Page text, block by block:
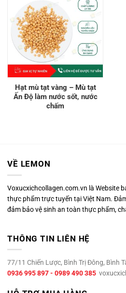
Hạt mù tạt vàng – Mù tạt
Ấn Độ làm nước sốt, nước
chấm
VỀ LEMON
Voxucxichcollagen.com.vn là Website
thực phẩm trực tuyến tại Việt Nam.
đảm bảo vệ sinh an toàn thực phẩm,
THÔNG TIN LIÊN HỆ
77/11 Chiến Lược, Bình Trị Đông, Bình
0936 995 897 - 0989 490 385